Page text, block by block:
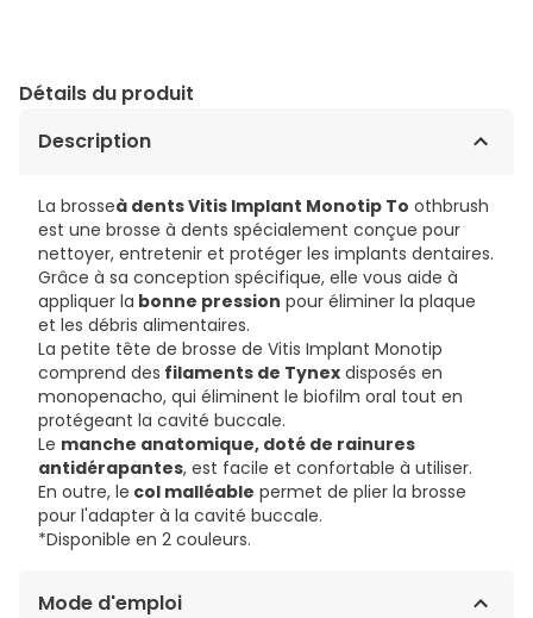
Détails du produit
Description
La brosseà dents Vitis Implant Monotip To othbrush
est une brosse à dents spécialement conçue pour
nettoyer, entretenir et protéger les implants dentaires.
Grâce à sa conception spécifique, elle vous aide à
appliquer la bonne pression pour éliminer la plaque
et les débris alimentaires.
La petite tête de brosse de Vitis Implant Monotip
comprend des filaments de Tynex disposés en
monopenacho, qui éliminent le biofilm oral tout en
protégeant la cavité buccale.
Le manche anatomique, doté de rainures
antidérapantes, est facile et confortable à utiliser.
En outre, le col malléable permet de plier la brosse
pour l'adapter à la cavité buccale.
*Disponible en 2 couleurs.
Mode d'emploi